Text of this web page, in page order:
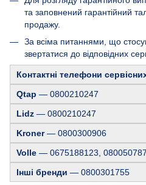
та заповнений гарантійний
продажу.
За всіма питаннями, що
звертатися до відповідних
Контактні телефони
Qtap — 0800210247
Lidz — 0800210247
Kroner— 0800300906
Volle — 0675188123,
Інші бренди — 0800301755